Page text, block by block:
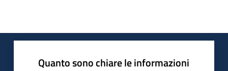
Quanto sono chiare le informazioni